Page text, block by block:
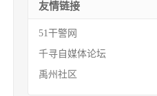
友情链接
51干警网
千寻自媒体论坛
禹州社区